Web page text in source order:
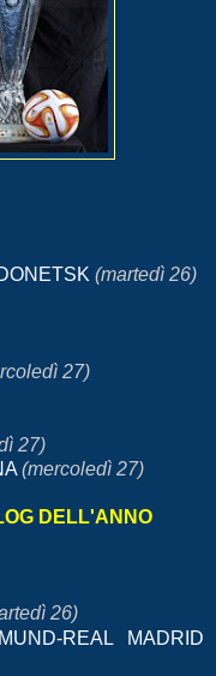
(martedì 26)
27)
27)
(mercoledì 27)
DELL'ANNO
26)
REAL MADRID